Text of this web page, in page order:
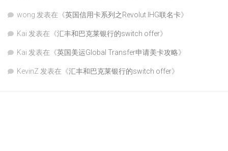
wong 发表在《英国信用卡系列之Revolut IHG联名卡》
Kai 发表在《汇丰和巴克莱银行的switch offer》
Kai 发表在《英国美运Global Transfer申请美卡攻略》
KevinZ 发表在《汇丰和巴克莱银行的switch offer》